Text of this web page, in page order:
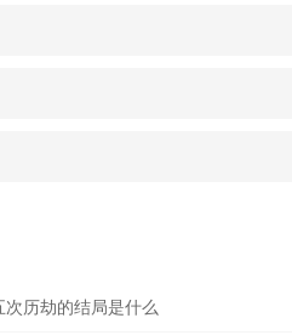
次历劫的结局是什么